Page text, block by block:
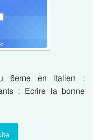
6eme en Italien :
: Ecrire la bonne